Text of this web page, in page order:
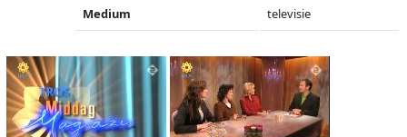
Medium televisie